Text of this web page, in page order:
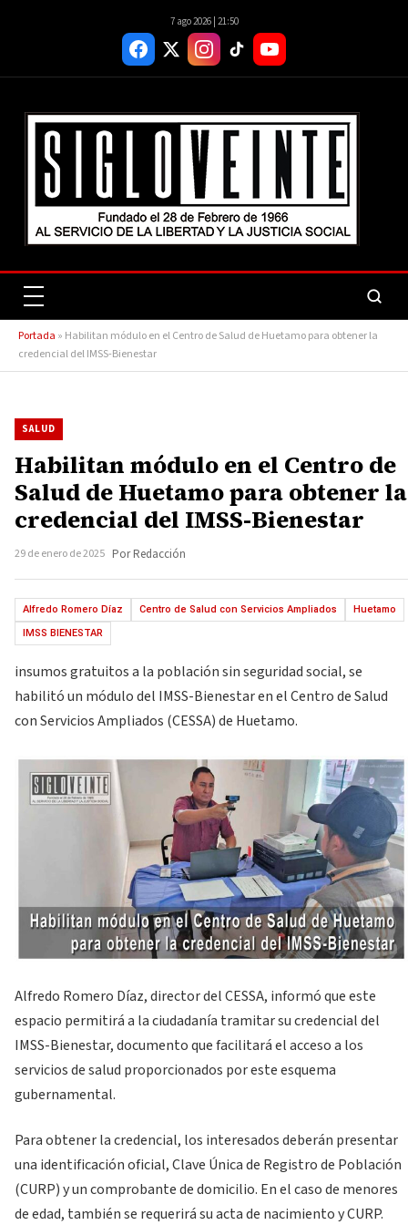
7 ago 2026 | 21:50
Portada » Habilitan módulo en el Centro de Salud de Huetamo para obtener la
credencial del IMSS-Bienestar
SALUD
Habilitan módulo en el Centro de
Salud de Huetamo para obtener la
credencial del IMSS-Bienestar
29 de enero de 2025 Por Redacción
Alfredo Romero Díaz Centro de Salud con Servicios Ampliados
Huetamo
IMSS BIENESTAR
insumos gratuitos a la población sin seguridad social, se
habilitó un módulo del IMSS-Bienestar en el Centro de Salud
con Servicios Ampliados (CESSA) de Huetamo.
Alfredo Romero Díaz, director del CESSA, informó que este
espacio permitirá a la ciudadanía tramitar su credencial del
IMSS-Bienestar, documento que facilitará el acceso a los
servicios de salud proporcionados por este esquema
gubernamental.
Para obtener la credencial, los interesados deberán presentar
una identificación oficial, Clave Única de Registro de Población
(CURP) y un comprobante de domicilio. En el caso de menores
de edad, también se requerirá su acta de nacimiento y CURP.